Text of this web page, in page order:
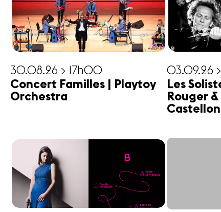
30.08.26 > 17h00
Concert Familles | Playtoy
Orchestra
03.09.26
Les
Rouger
Castellon